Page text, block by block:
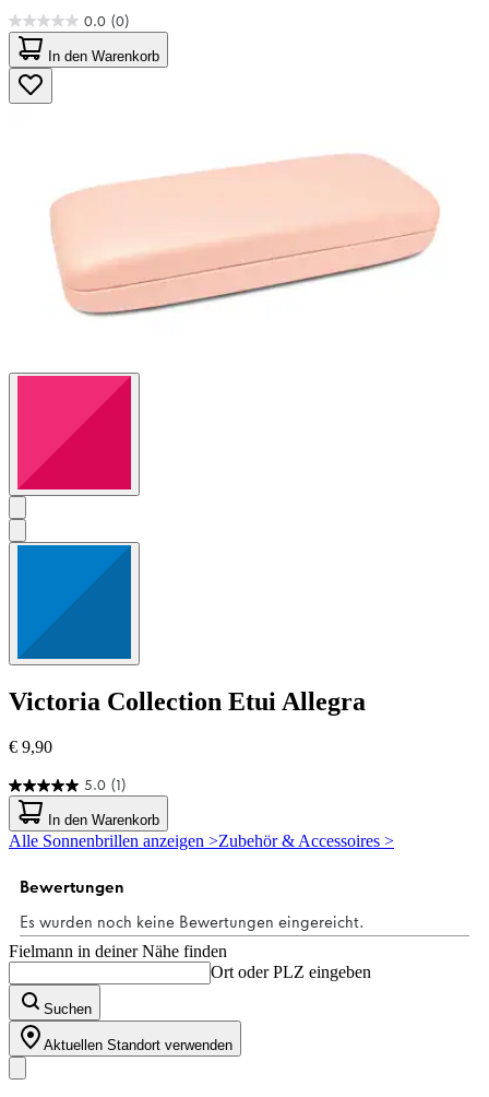
0.0 (0)
0.0
von
5
Sternen.
In den Warenkorb
Victoria Collection Etui Allegra
€ 9,90
5.0 (1)
5.0
von
5
Sternen.
Bewertung
In den Warenkorb
Alle Sonnenbrillen anzeigen >Zubehör & Accessoires >
Fielmann in deiner Nähe finden
Ort oder PLZ eingeben
Suchen
Aktuellen Standort verwenden